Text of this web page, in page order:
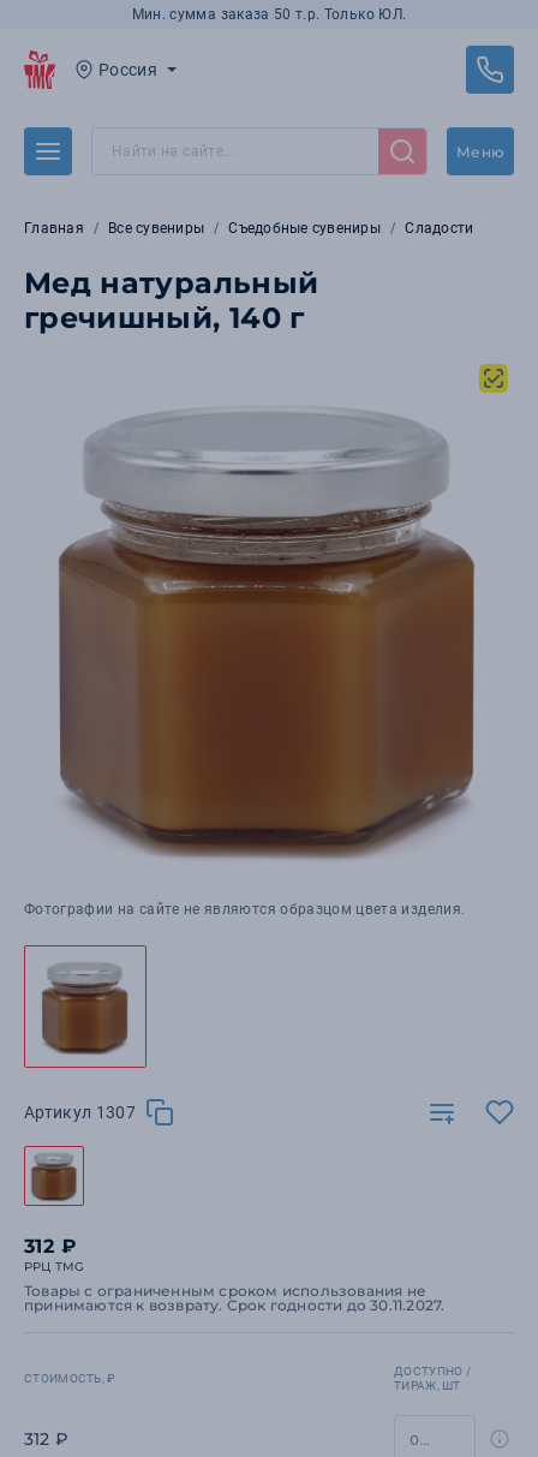
Мин. сумма заказа 50 т.р. Только ЮЛ.
Россия
Меню
Главная Все сувениры Съедобные сувениры Сладости
Мед натуральный
гречишный, 140 г
Фотографии на сайте не являются образцом цвета изделия.
Артикул 1307
312 ₽
РРЦ TMG
Товары с ограниченным сроком использования не
принимаются к возврату. Срок годности до 30.11.2027.
СТОИМОСТЬ, ₽
ДОСТУПНО /
ТИРАЖ, ШТ
312 ₽